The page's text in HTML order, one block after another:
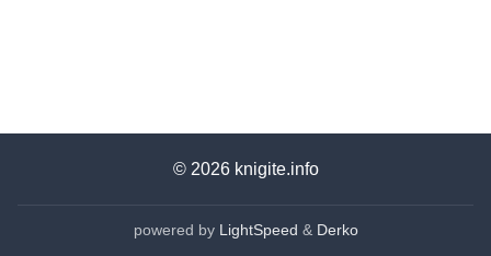
© 2026 knigite.info
powered by LightSpeed & Derko